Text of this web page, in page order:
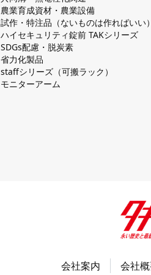
農業育成資材・農業設備
試作・特注品（ないものは作ればいい）
ハイセキュリティ錠前 TAKシリーズ
SDGs配慮・脱炭素
省力化製品
staffシリーズ（可搬ラック）
モニターアーム
会社案内 会社